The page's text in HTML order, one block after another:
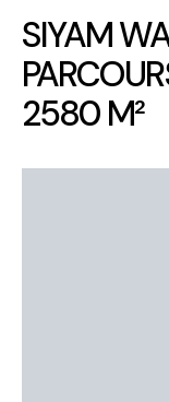
SIYAM
2580 M²